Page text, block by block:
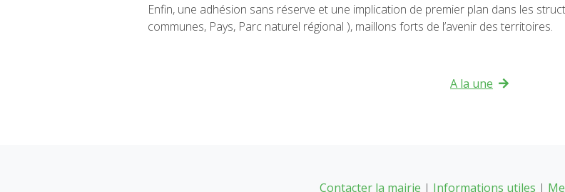
Enfin, une adhésion sans réserve et une implication de premier plan dans les
communes, Pays, Parc naturel régional ), maillons forts de l’avenir des territoires.
A la une
Contacter la mairie | Informations utiles |